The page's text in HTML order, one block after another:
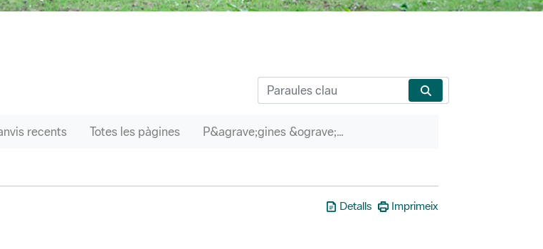
recents Totes les pàgines P&agrave;gines &ograve;rfenes
Detalls Imprimeix